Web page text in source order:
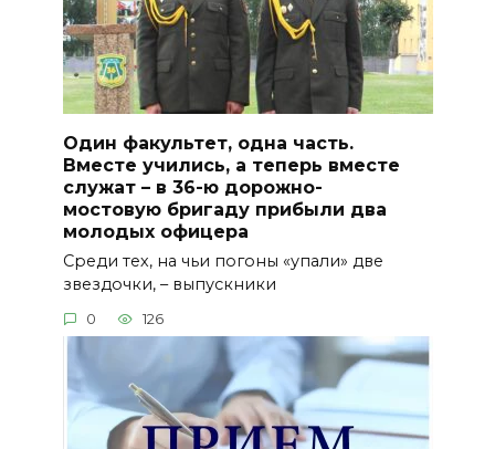
Один факультет, одна часть.
Вместе учились, а теперь вместе
служат – в 36-ю дорожно-
мостовую бригаду прибыли два
молодых офицера
Среди тех, на чьи погоны «упали» две
звездочки, – выпускники
0 126